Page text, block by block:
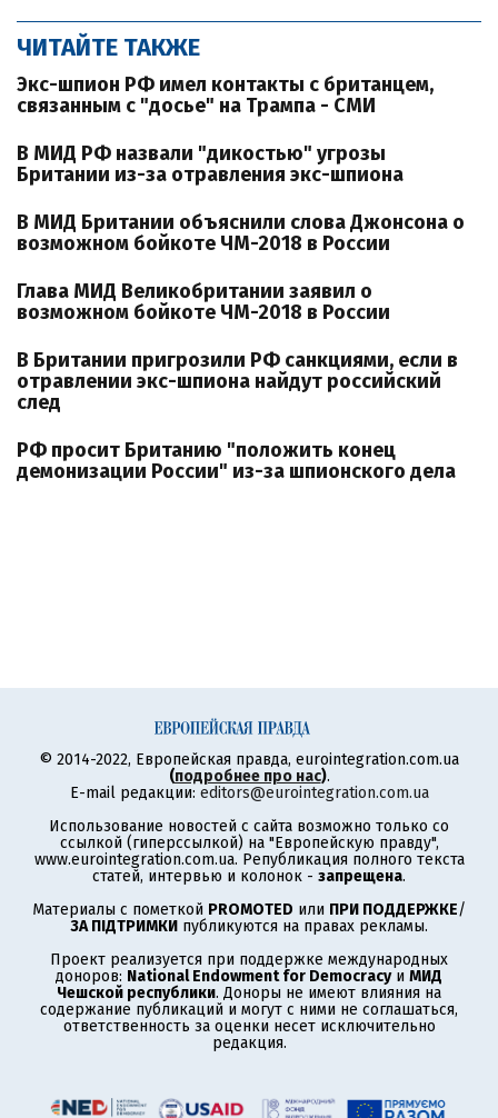
ЧИТАЙТЕ ТАКЖЕ
Экс-шпион РФ имел контакты с британцем,
связанным с "досье" на Трампа - СМИ
В МИД РФ назвали "дикостью" угрозы
Британии из-за отравления экс-шпиона
В МИД Британии объяснили слова Джонсона о
возможном бойкоте ЧМ-2018 в России
Глава МИД Великобритании заявил о
возможном бойкоте ЧМ-2018 в России
В Британии пригрозили РФ санкциями, если в
отравлении экс-шпиона найдут российский
след
РФ просит Британию "положить конец
демонизации России" из-за шпионского дела
© 2014-2022, Европейская правда, eurointegration.com.ua
(подробнее про нас).
E-mail редакции: editors@eurointegration.com.ua
Использование новостей с сайта возможно только со
ссылкой (гиперссылкой) на "Европейскую правду",
www.eurointegration.com.ua. Републикация полного текста
статей, интервью и колонок - запрещена.
Материалы с пометкой PROMOTED или ПРИ ПОДДЕРЖКЕ/
ЗА ПІДТРИМКИ публикуются на правах рекламы.
Проект реализуется при поддержке международных
доноров: National Endowment for Democracyи МИД
Чешской республики. Доноры не имеют влияния на
содержание публикаций и могут с ними не соглашаться,
ответственность за оценки несет исключительно
редакция.